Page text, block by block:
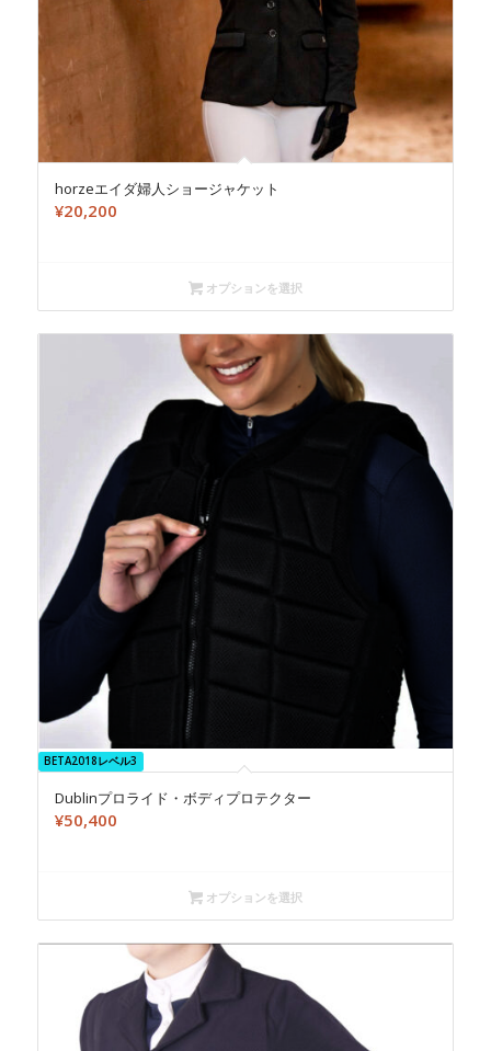
horzeエイダ婦人ショージャケット
¥20,200
オプションを選択
BETA2018レベル3
Dublinプロライド・ボディプロテクター
¥50,400
オプションを選択